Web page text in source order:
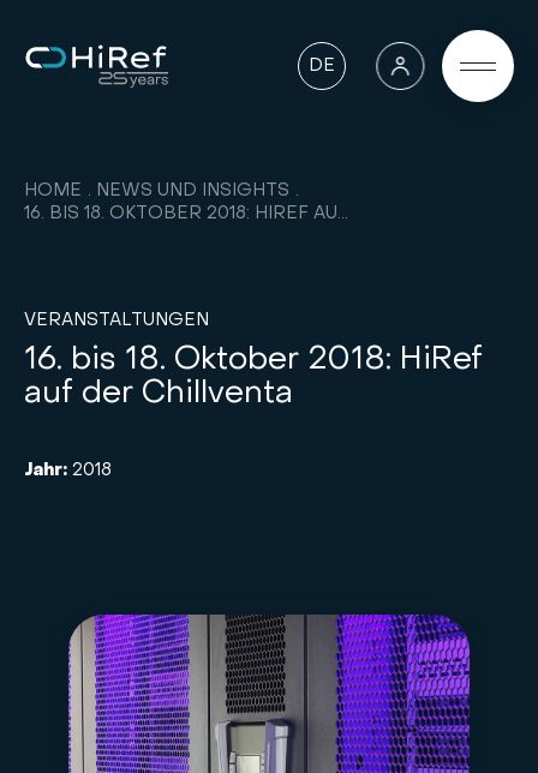
DE
HOME
NEWS UND INSIGHTS
16. BIS 18. OKTOBER 2018: HIREF AUF DER CHILLVENTA
VERANSTALTUNGEN
16. bis 18. Oktober 2018: HiRef
auf der Chillventa
Jahr: 2018